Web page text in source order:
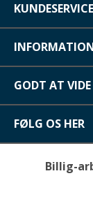
KUNDESERVICE
GODT AT VIDE
FØLG OS HER
Billig-